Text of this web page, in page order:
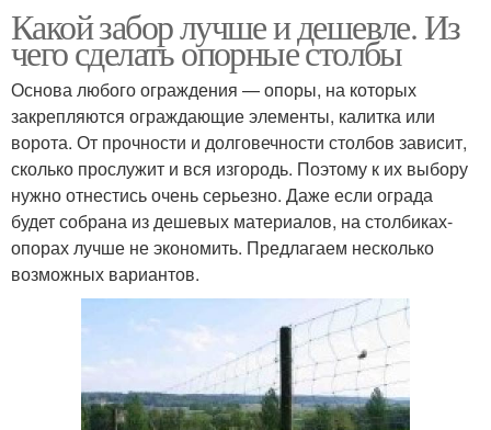
Какой забор лучше и дешевле. Из
чего сделать опорные столбы
Основа любого ограждения — опоры, на которых
закрепляются ограждающие элементы, калитка или
ворота. От прочности и долговечности столбов зависит,
сколько прослужит и вся изгородь. Поэтому к их выбору
нужно отнестись очень серьезно. Даже если ограда
будет собрана из дешевых материалов, на столбиках-
опорах лучше не экономить. Предлагаем несколько
возможных вариантов.